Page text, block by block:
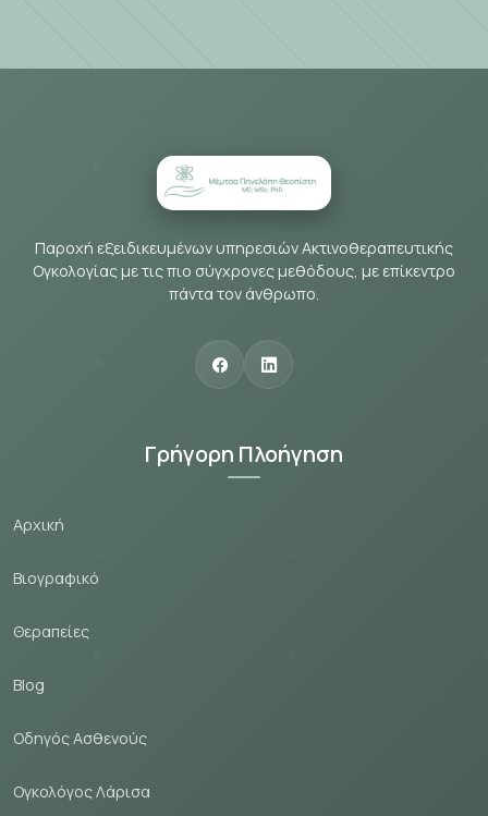
Παροχή εξειδικευμένων υπηρεσιών Ακτινοθεραπευτικής
Ογκολογίας με τις πιο σύγχρονες μεθόδους, με επίκεντρο
πάντα τον άνθρωπο.
Γρήγορη Πλοήγηση
Αρχική
Βιογραφικό
Θεραпείες
Blog
Οδηγός Ασθενούς
Ογκολόγος Λάρισα